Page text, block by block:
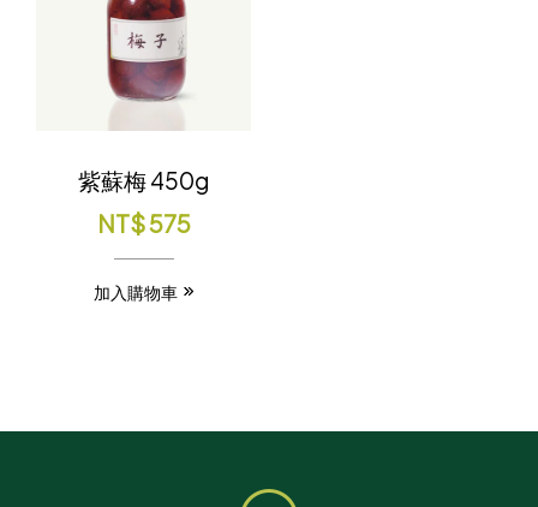
紫蘇梅 450g
NT$575
加入購物車